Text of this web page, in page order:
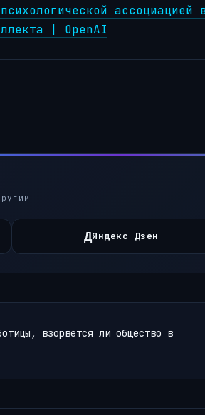
ассоциацией
| OpenAI
ДЯндекс Дзен
взорвется ли общество в